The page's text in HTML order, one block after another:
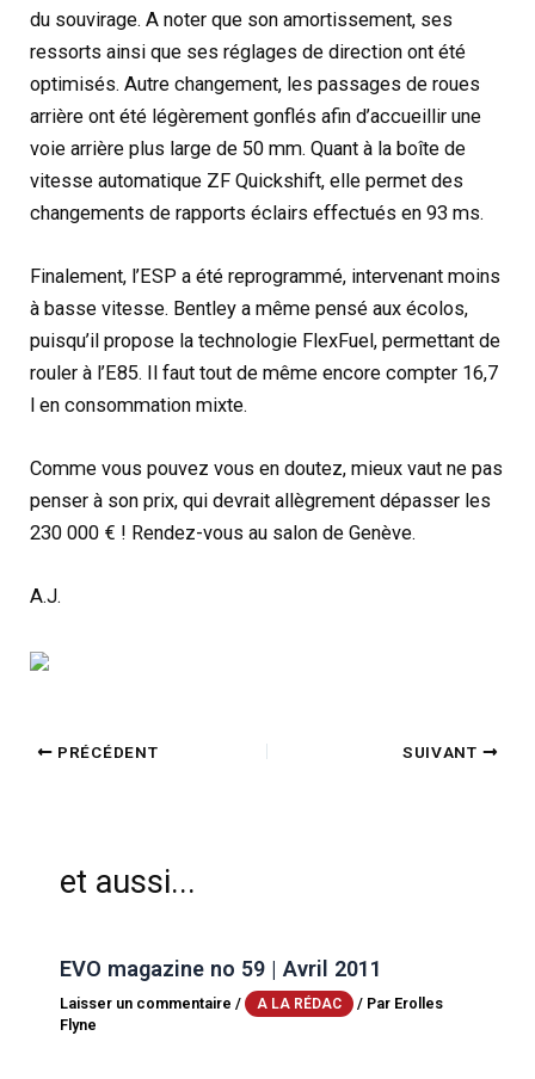
du souvirage. A noter que son amortissement, ses
ressorts ainsi que ses réglages de direction ont été
optimisés. Autre changement, les passages de roues
arrière ont été légèrement gonflés afin d’accueillir une
voie arrière plus large de 50 mm. Quant à la boîte de
vitesse automatique ZF Quickshift, elle permet des
changements de rapports éclairs effectués en 93 ms.
Finalement, l’ESP a été reprogrammé, intervenant moins
à basse vitesse. Bentley a même pensé aux écolos,
puisqu’il propose la technologie FlexFuel, permettant de
rouler à l’E85. Il faut tout de même encore compter 16,7
l en consommation mixte.
Comme vous pouvez vous en doutez, mieux vaut ne pas
penser à son prix, qui devrait allègrement dépasser les
230 000 € ! Rendez-vous au salon de Genève.
A.J.
PRÉCÉDENT SUIVANT
et aussi...
EVO magazine no 59 | Avril 2011
Laisser un commentaire / A LA RÉDAC / Par Erolles
Flyne